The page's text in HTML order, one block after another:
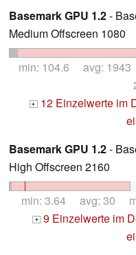
Basemark GPU 1.2-
Medium Offscreen 1080
min: 104.6 avg:
+ 12 Einzelwerte im
Basemark GPU 1.2-
High Offscreen 2160
min: 3.64 avg: 30
+ 9 Einzelwerte im